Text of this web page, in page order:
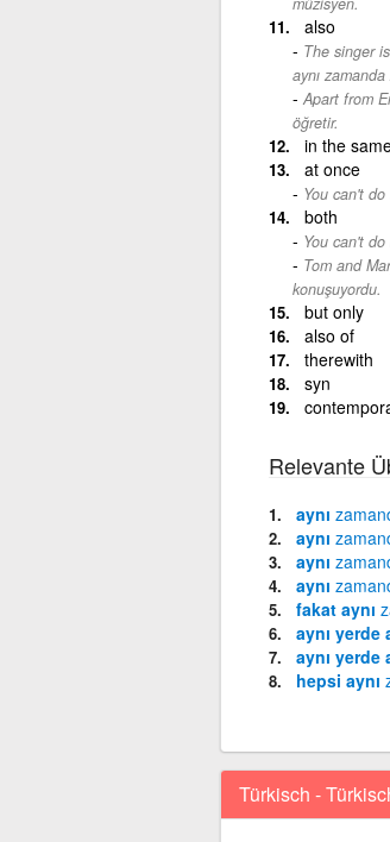
also
The singer
aynı
Apart from
öğretir.
in the
at once
You can't
both
You can't
Tom and
konuşuyordu.
but only
also of
therewith
syn
Relevante
aynı
aynı
aynı
aynı
fakat aynı
aynı yerde
aynı yerde
hepsi aynı
Türkisch -